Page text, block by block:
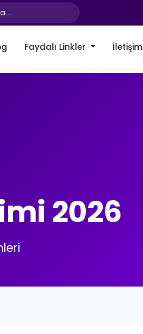
Faydalı Linkler İletişim
2026